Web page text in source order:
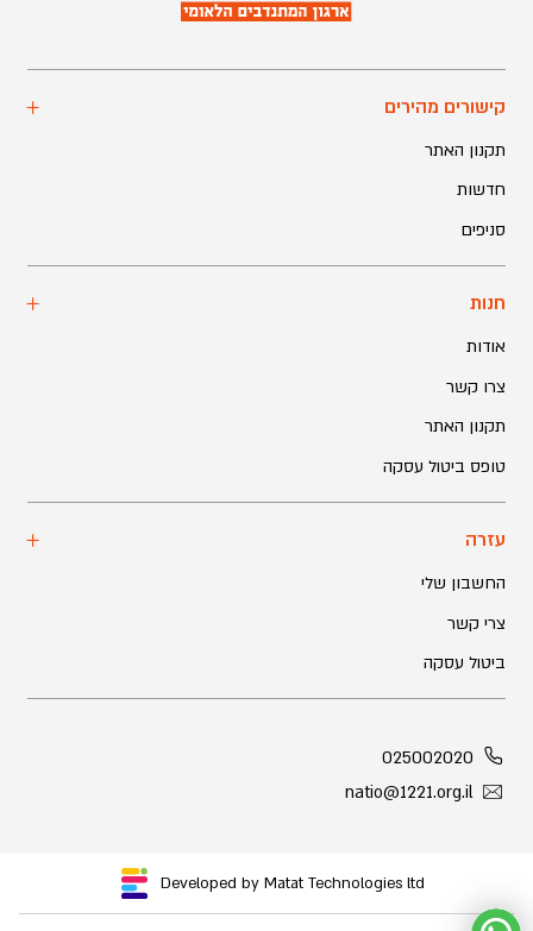
קישורים מהירים
תקנון האתר
חדשות
סניפים
חנות
אודות
צרו קשר
תקנון האתר
טופס ביטול עסקה
עזרה
החשבון שלי
צרי קשר
ביטול עסקה
025002020
natio@1221.org.il
Developed by Matat Technologies ltd